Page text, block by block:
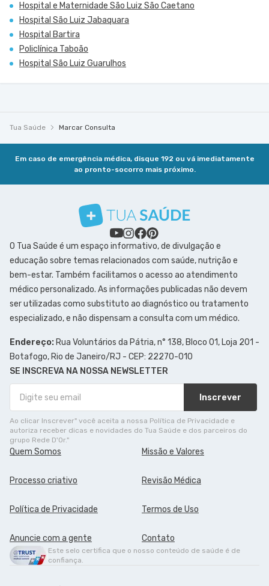
Hospital e Maternidade São Luiz São Caetano
Hospital São Luiz Jabaquara
Hospital Bartira
Policlínica Taboão
Hospital São Luiz Guarulhos
Tua Saúde Marcar Consulta
Em caso de emergência médica, disque 192 ou vá imediatamente
ao pronto-socorro mais próximo.
O Tua Saúde é um espaço informativo, de divulgação e
educação sobre temas relacionados com saúde, nutrição e
bem-estar. Também facilitamos o acesso ao atendimento
médico personalizado. As informações publicadas não devem
ser utilizadas como substituto ao diagnóstico ou tratamento
especializado, e não dispensam a consulta com um médico.
Endereço: Rua Voluntários da Pátria, n° 138, Bloco 01, Loja 201 -
Botafogo, Rio de Janeiro/RJ - CEP: 22270-010
SE INSCREVA NA NOSSA NEWSLETTER
Inscrever
Ao clicar Inscrever" você aceita a nossa Política de Privacidade e
autoriza receber dicas e novidades do Tua Saúde e dos parceiros do
grupo Rede D'Or."
Quem Somos Missão e Valores
Processo criativo Revisão Médica
Política de Privacidade Termos de Uso
Anuncie com a gente Contato
Este selo certifica que o nosso conteúdo de saúde é de
confiança.